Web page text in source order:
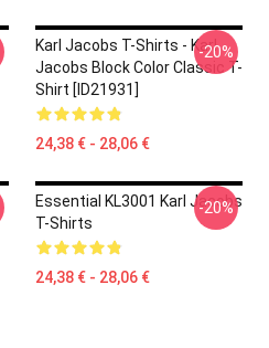
Karl Jacobs T-Shirts - Karl
Jacobs Block Color Classic T-
Shirt [ID21931]
24,38 € - 28,06 €
-20%
Essential KL3001 Karl Jacobs
T-Shirts
24,38 € - 28,06 €
-20%